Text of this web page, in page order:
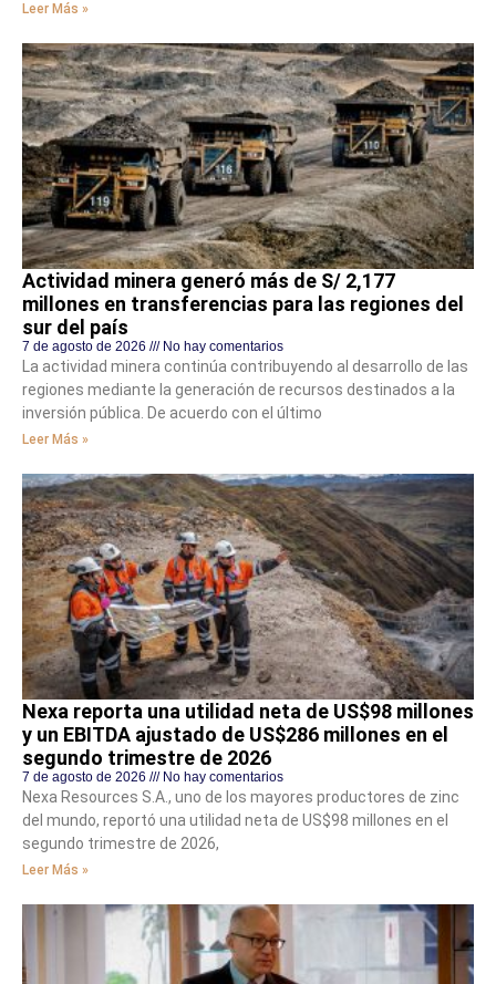
Leer Más »
Actividad minera generó más de S/ 2,177
millones en transferencias para las regiones del
sur del país
7 de agosto de 2026 No hay comentarios
La actividad minera continúa contribuyendo al desarrollo de las
regiones mediante la generación de recursos destinados a la
inversión pública. De acuerdo con el último
Leer Más »
Nexa reporta una utilidad neta de US$98 millones
y un EBITDA ajustado de US$286 millones en el
segundo trimestre de 2026
7 de agosto de 2026 No hay comentarios
Nexa Resources S.A., uno de los mayores productores de zinc
del mundo, reportó una utilidad neta de US$98 millones en el
segundo trimestre de 2026,
Leer Más »